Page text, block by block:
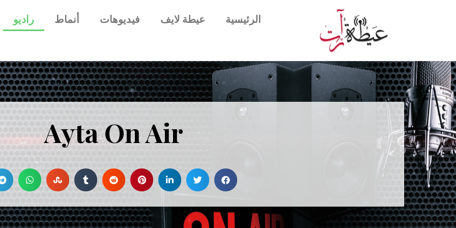
الرئيسية عيطة لايف فيديوهات أنماط راديو
Ayta On Air